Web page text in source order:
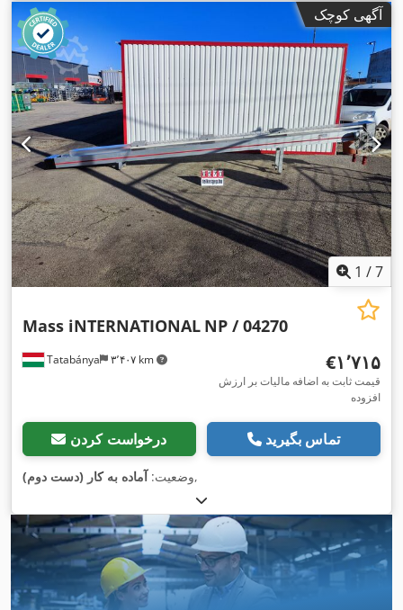
آگهی کوچک
1 /7
Tatabánya ۳٬۴۰۷ km
Mass iNTERNATIONAL NP / 04270
‎€۱٬۷۱۵
قیمت ثابت به اضافه مالیات بر ارزش
افزوده
درخواست کردن تماس بگیرید
وضعیت:آماده به کار (دست دوم) ,